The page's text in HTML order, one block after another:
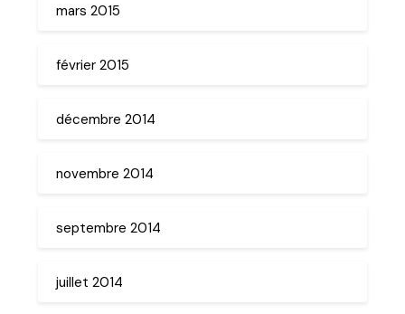
mars 2015
février 2015
décembre 2014
novembre 2014
septembre 2014
juillet 2014